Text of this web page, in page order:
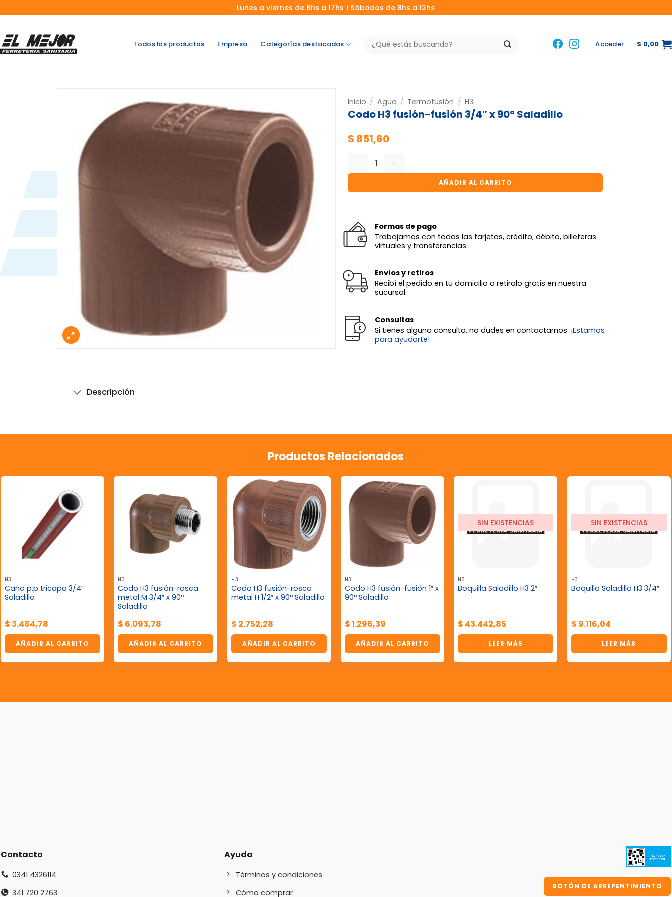
al
Lunes a viernes de 8hs a 17hs | Sábados de 8hs a 12hs
Todos los productos Empresa Categorías destacadas
Buscar
por:
Acceder $ 0,00
Inicio / Agua / Termofusión / H3
Codo H3 fusión-fusión 3/4″ x 90º Saladillo
$ 851,60
Codo H3 fusión-fusión 3/4" x 90º Saladillo cantidad
AÑADIR AL CARRITO
Formas de pago
Trabajamos con todas las tarjetas, crédito, débito, billeteras
virtuales y transferencias.
Envíos y retiros
Recibí el pedido en tu domicilio o retiralo gratis en nuestra
sucursal.
Consultas
Si tienes alguna consulta, no dudes en contactarnos. ¡Estamos
para ayudarte!
Descripción
Productos Relacionados
H3
Caño p.p tricapa 3/4″
Saladillo
$ 3.484,78
AÑADIR AL CARRITO
H3
Codo H3 fusión-rosca
metal M 3/4″ x 90º
Saladillo
$ 6.093,78
AÑADIR AL CARRITO
H3
Codo H3 fusión-rosca
metal H 1/2″ x 90º Saladillo
$ 2.752,28
AÑADIR AL CARRITO
H3
Codo H3 fusión-fusión 1″ x
90º Saladillo
$1.296,39
AÑADIR AL CARRITO
SIN EXISTENCIAS
H3
Boquilla Saladillo H3 2″
$ 43.442,85
LEER MÁS
SIN EXISTENCIAS
H3
Boquilla Saladillo H3 3/4″
$ 9.116,04
LEER MÁS
Contacto
0341 4326114
341 720 2763
Ayuda
Términos y condiciones
Cómo comprar
BOTÓN DE ARREPENTIMIENTO